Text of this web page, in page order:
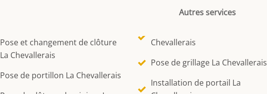
Autres services
Pose et changement de clôture
La Chevallerais
Pose de portillon La Chevallerais
Chevallerais
Pose de grillage La Chevallerais
Installation de portail La